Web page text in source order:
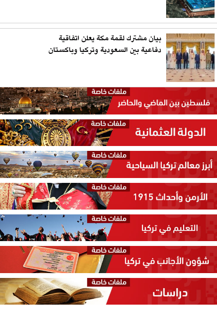
بيان مشترك لقمة مكة يعلن اتفاقية
دفاعية بين السعودية وتركيا وباكستان